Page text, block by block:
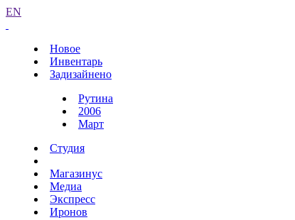
EN
Новое
Инвентарь
Задизайнено
Рутина
2006
Март
Студия
Магазинус
Медиа
Экспресс
Иронов